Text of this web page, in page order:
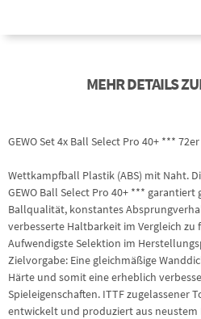
MEHR DETAILS
GEWO Set 4x Ball Select Pro 40+ *** 72er
Wettkampfball Plastik (ABS) mit Naht.
GEWO Ball Select Pro 40+ ***
Ballqualität, konstantes
verbesserte Haltbarkeit im Vergleich
Aufwendigste Selektion im
Zielvorgabe: Eine gleichmäßige
Härte und somit eine erheblich
Spieleigenschaften. ITTF zugelassener
entwickelt und produziert aus